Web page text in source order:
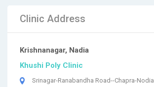
Clinic Address
Krishnanagar, Nadia
Khushi Poly Clinic
Srinagar-Ranabandha Road--Chapra-Nodia